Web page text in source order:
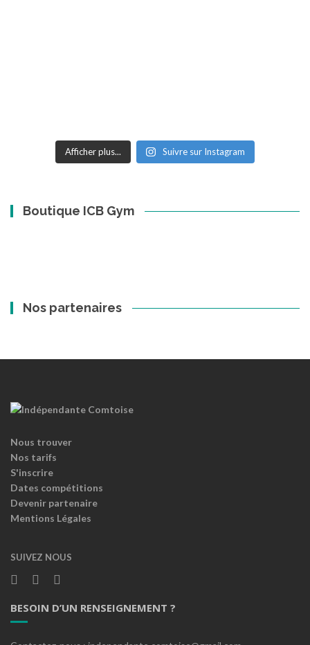
Afficher plus... Suivre sur Instagram
Boutique ICB Gym
Nos partenaires
Nous trouver
Nos tarifs
S'inscrire
Dates compétitions
Devenir partenaire
Mentions Légales
SUIVEZ NOUS
BESOIN D’UN RENSEIGNEMENT ?